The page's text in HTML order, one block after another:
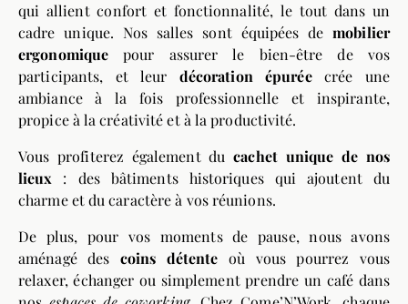
qui allient confort et fonctionnalité, le tout dans un
cadre unique. Nos salles sont équipées demobilier
ergonomique pour assurer le bien-être de vos
participants, et leur décoration épuréecrée une
ambiance à la fois professionnelle et inspirante,
propice à la créativité et à la productivité.
Vous profiterez également ducachet unique de nos
lieux : des bâtiments historiques qui ajoutent du
charme et du caractère à vos réunions.
De plus, pour vos moments de pause, nous avons
aménagé des coins détente où vous pourrez vous
relaxer, échanger ou simplement prendre un café dans